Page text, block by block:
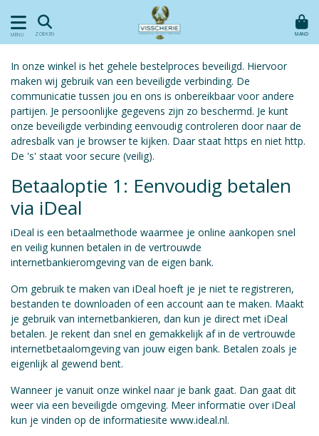
MENU ZOEKEN MAND
In onze winkel is het gehele bestelproces beveiligd. Hiervoor
maken wij gebruik van een beveiligde verbinding. De
communicatie tussen jou en ons is onbereikbaar voor andere
partijen. Je persoonlijke gegevens zijn zo beschermd. Je kunt
onze beveiligde verbinding eenvoudig controleren door naar de
adresbalk van je browser te kijken. Daar staat https en niet http.
De 's' staat voor secure (veilig).
Betaaloptie 1: Eenvoudig betalen
via iDeal
iDeal is een betaalmethode waarmee je online aankopen snel
en veilig kunnen betalen in de vertrouwde
internetbankieromgeving van de eigen bank.
Om gebruik te maken van iDeal hoeft je je niet te registreren,
bestanden te downloaden of een account aan te maken. Maakt
je gebruik van internetbankieren, dan kun je direct met iDeal
betalen. Je rekent dan snel en gemakkelijk af in de vertrouwde
internetbetaalomgeving van jouw eigen bank. Betalen zoals je
eigenlijk al gewend bent.
Wanneer je vanuit onze winkel naar je bank gaat. Dan gaat dit
weer via een beveiligde omgeving. Meer informatie over iDeal
kun je vinden op de informatiesite www.ideal.nl.